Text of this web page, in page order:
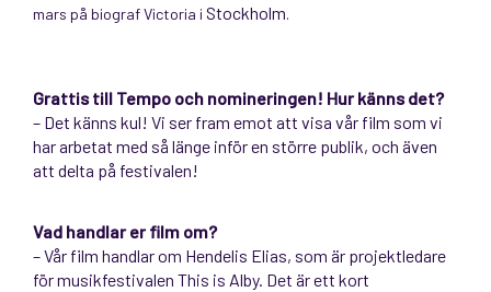
mars på biograf Victoria i Stockholm.
Grattis till Tempo och nomineringen! Hur känns det?
– Det känns kul! Vi ser fram emot att visa vår film som vi
har arbetat med så länge inför en större publik, och även
att delta på festivalen!
Vad handlar er film om?
– Vår film handlar om Hendelis Elias, som är projektledare
för musikfestivalen This is Alby. Det är ett kort